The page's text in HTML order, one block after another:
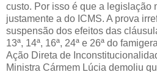
custo. Por isso é que a legislação
justamente a do ICMS. A prova
suspensão dos efeitos das
13ª, 14ª, 16ª, 24ª e 26ª do
Ação Direta de
Ministra Cármem Lúcia demoliu